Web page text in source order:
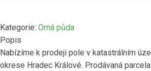
Kategorie: Orná půda
Popis
Nabízíme k prodeji pole v katastrálním
okrese Hradec Králové. Prodávaná